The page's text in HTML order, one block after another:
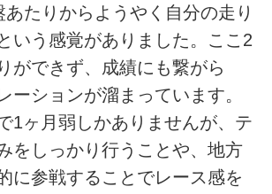
たりからようやく自分の走り
いう感覚がありました。ここ2
ができず、成績にも繋がら
ーションが溜まっています。
1ヶ月弱しかありませんが、テ
をしっかり行うことや、地方
に参戦することでレース感を